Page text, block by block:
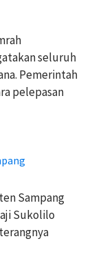
seluruh
Pemerintah
pelepasan
Sampang
Sukolilo